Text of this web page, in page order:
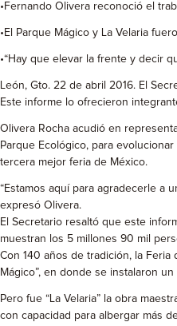
•Fernando Olivera reconoció el
•El Parque Mágico y La Velaria
•“Hay que elevar la frente y decir
León, Gto. 22 de abril 2016. El
Este informe lo ofrecieron
Olivera Rocha acudió en
Parque Ecológico, para
tercera mejor feria de México.
“Estamos aquí para agradecerle a
expresó Olivera.
El Secretario resaltó que este
muestran los 5 millones 90 mil
Con 140 años de tradición, la
Mágico”, en donde se instalaron
Pero fue “La Velaria” la obra
con capacidad para albergar más